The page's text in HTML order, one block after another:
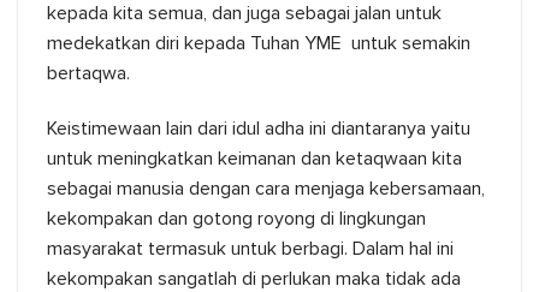
kepada kita semua, dan juga sebagai jalan untuk
medekatkan diri kepada Tuhan YME untuk semakin
bertaqwa.
Keistimewaan lain dari idul adha ini diantaranya yaitu
untuk meningkatkan keimanan dan ketaqwaan kita
sebagai manusia dengan cara menjaga kebersamaan,
kekompakan dan gotong royong di lingkungan
masyarakat termasuk untuk berbagi. Dalam hal ini
kekompakan sangatlah di perlukan maka tidak ada